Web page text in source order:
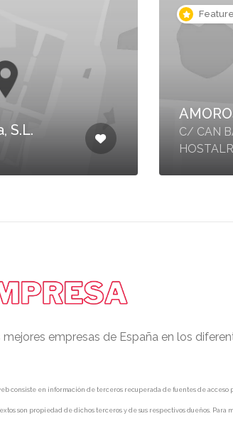
S.L.
C/ CAN
mejores empresas de España en los
consiste en información de terceros recuperada de fuentes de
son propiedad de dichos terceros y de sus respectivos dueños.